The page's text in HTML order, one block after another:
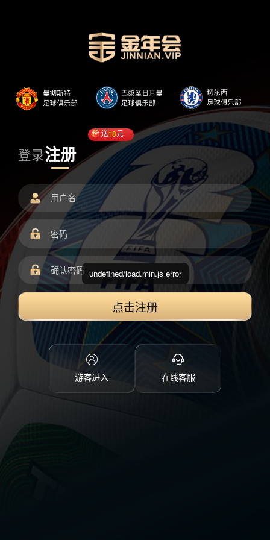
登录注册
送18元
点击注册
游客进入 在线客服
undefined/load.min.js error